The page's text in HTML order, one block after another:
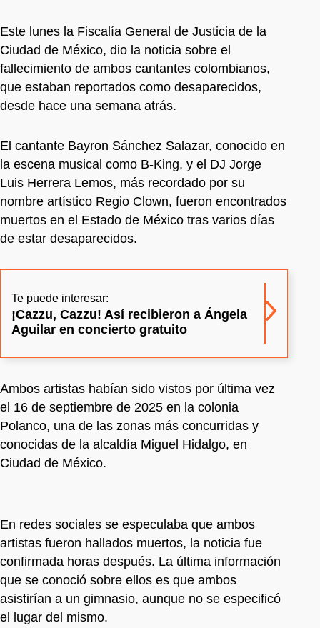
Este lunes la Fiscalía General de Justicia de la
Ciudad de México, dio la noticia sobre el
fallecimiento de ambos cantantes colombianos,
que estaban reportados como desaparecidos,
desde hace una semana atrás.
El cantante Bayron Sánchez Salazar, conocido en
la escena musical como B-King, y el DJ Jorge
Luis Herrera Lemos, más recordado por su
nombre artístico Regio Clown, fueron encontrados
muertos en el Estado de México tras varios días
de estar desaparecidos.
Te puede interesar:
¡Cazzu, Cazzu! Así recibieron a Ángela
Aguilar en concierto gratuito
Ambos artistas habían sido vistos por última vez
el 16 de septiembre de 2025 en la colonia
Polanco, una de las zonas más concurridas y
conocidas de la alcaldía Miguel Hidalgo, en
Ciudad de México.
En redes sociales se especulaba que ambos
artistas fueron hallados muertos, la noticia fue
confirmada horas después. La última información
que se conoció sobre ellos es que ambos
asistirían a un gimnasio, aunque no se especificó
el lugar del mismo.